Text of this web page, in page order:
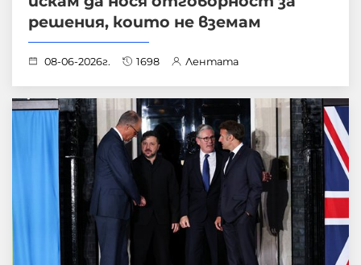
решения, които не вземам
08-06-2026г. 1698 Лентата